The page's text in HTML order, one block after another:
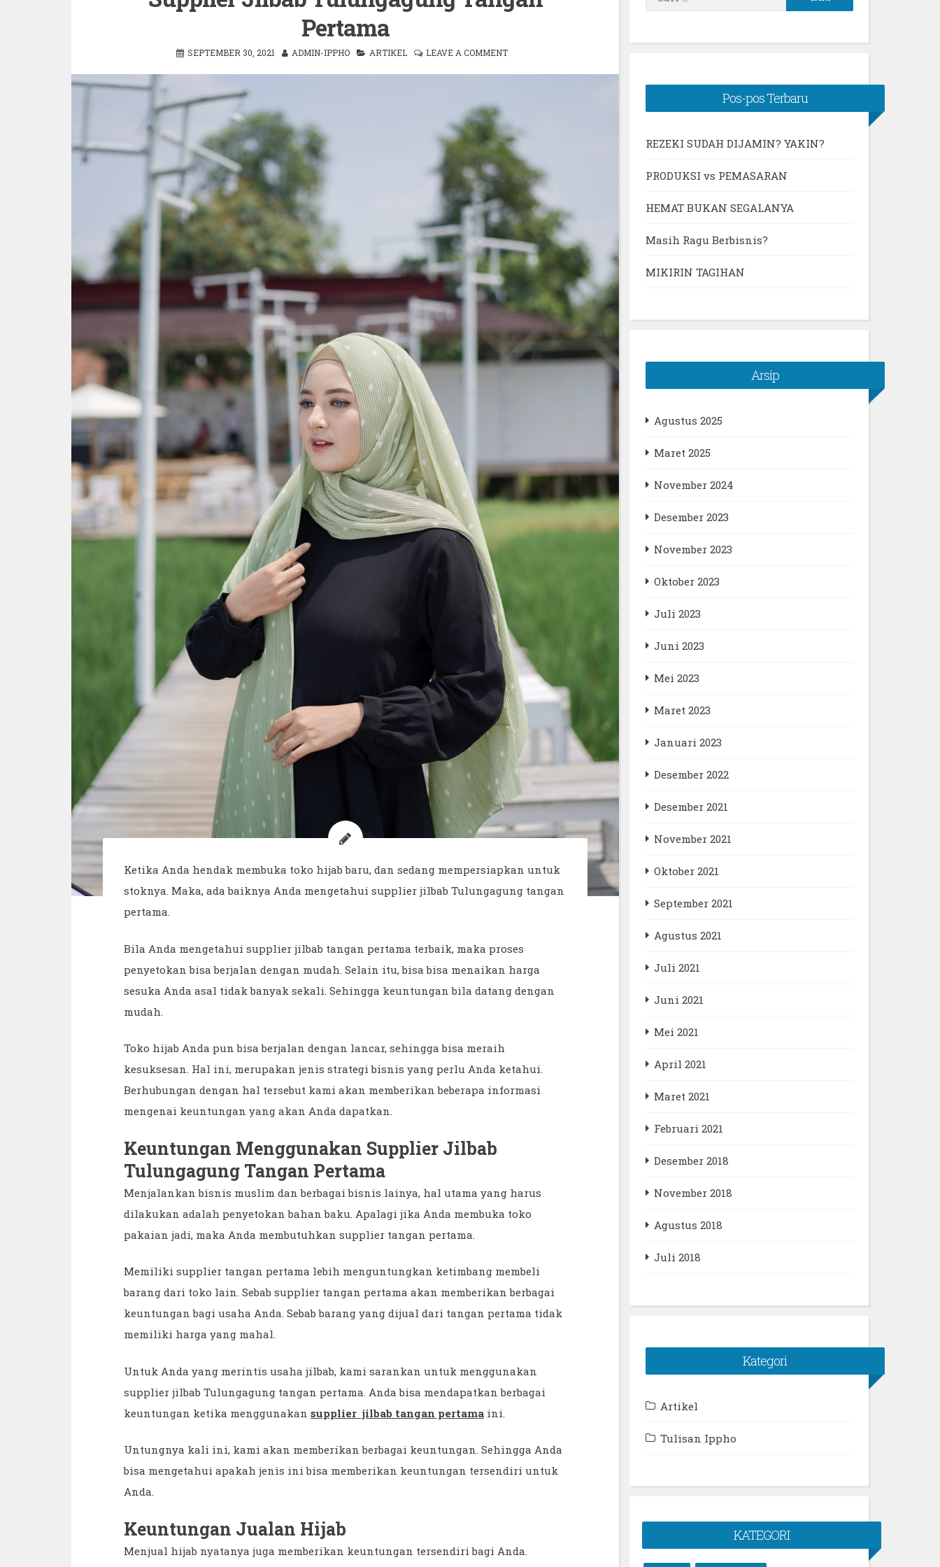
Pertama
SEPTEMBER 30, 2021 ADMIN-IPPHO ARTIKEL LEAVE A COMMENT
Ketika Anda hendak membuka toko hijab baru, dan sedang mempersiapkan untuk
stoknya. Maka, ada baiknya Anda mengetahui supplier jilbab Tulungagung tangan
pertama.
Bila Anda mengetahui supplier jilbab tangan pertama terbaik, maka proses
penyetokan bisa berjalan dengan mudah. Selain itu, bisa bisa menaikan harga
sesuka Anda asal tidak banyak sekali. Sehingga keuntungan bila datang dengan
mudah.
Toko hijab Anda pun bisa berjalan dengan lancar, sehingga bisa meraih
kesuksesan. Hal ini, merupakan jenis strategi bisnis yang perlu Anda ketahui.
Berhubungan dengan hal tersebut kami akan memberikan beberapa informasi
mengenai keuntungan yang akan Anda dapatkan.
Keuntungan Menggunakan Supplier Jilbab
Tulungagung Tangan Pertama
Menjalankan bisnis muslim dan berbagai bisnis lainya, hal utama yang harus
dilakukan adalah penyetokan bahan baku. Apalagi jika Anda membuka toko
pakaian jadi, maka Anda membutuhkan supplier tangan pertama.
Memiliki supplier tangan pertama lebih menguntungkan ketimbang membeli
barang dari toko lain. Sebab supplier tangan pertama akan memberikan berbagai
keuntungan bagi usaha Anda. Sebab barang yang dijual dari tangan pertama tidak
memiliki harga yang mahal.
Untuk Anda yang merintis usaha jilbab, kami sarankan untuk menggunakan
supplier jilbab Tulungagung tangan pertama. Anda bisa mendapatkan berbagai
keuntungan ketika menggunakan supplier jilbab tangan pertama ini.
Untungnya kali ini, kami akan memberikan berbagai keuntungan. Sehingga Anda
bisa mengetahui apakah jenis ini bisa memberikan keuntungan tersendiri untuk
Anda.
Keuntungan Jualan Hijab
Menjual hijab nyatanya juga memberikan keuntungan tersendiri bagi Anda.
untuk:
Pos-pos Terbaru
REZEKI SUDAH DIJAMIN? YAKIN?
PRODUKSI vs PEMASARAN
HEMAT BUKAN SEGALANYA
Masih Ragu Berbisnis?
MIKIRIN TAGIHAN
Arsip
Agustus 2025
Maret 2025
November 2024
Desember 2023
November 2023
Oktober 2023
Juli 2023
Juni 2023
Mei 2023
Maret 2023
Januari 2023
Desember 2022
Desember 2021
November 2021
Oktober 2021
September 2021
Agustus 2021
Juli 2021
Juni 2021
Mei 2021
April 2021
Maret 2021
Februari 2021
Desember 2018
November 2018
Agustus 2018
Juli 2018
Kategori
Artikel
Tulisan Ippho
KATEGORI